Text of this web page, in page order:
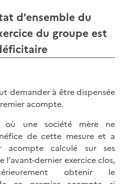
d'ensemble du
du groupe est
demander à être dispensée
acompte.
où une société mère ne
de cette mesure et a
acompte calculé sur ses
l'avant-dernier exercice clos,
obtenir le